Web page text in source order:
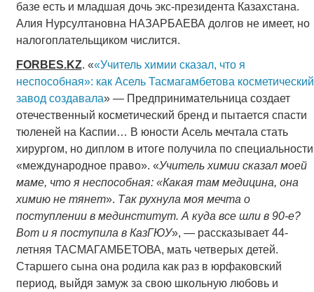
базе есть и младшая дочь экс-президента Казахстана.
Алия Нурсултановна НАЗАРБАЕВА долгов не имеет, но
налогоплательщиком числится.
FORBES.KZ. ««Учитель химии сказал, что я
неспособная»: как Асель Тасмагамбетова косметический
завод создавала» — Предпринимательница создает
отечественный косметический бренд и пытается спасти
тюленей на Каспии… В юности Асель мечтала стать
хирургом, но диплом в итоге получила по специальности
«международное право». «Учитель химии сказал моей
маме, что я неспособная: «Какая там медицина, она
химию не тянет». Так рухнула моя мечта о
поступлении в мединститут. А куда все шли в 90-е?
Вот и я поступила в КазГЮУ», — рассказывает 44-
летняя ТАСМАГАМБЕТОВА, мать четверых детей.
Старшего сына она родила как раз в юрфаковский
период, выйдя замуж за свою школьную любовь и